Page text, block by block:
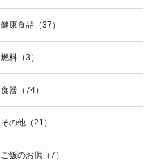
健康食品（37）
燃料（3）
食器（74）
その他（21）
ご飯のお供（7）